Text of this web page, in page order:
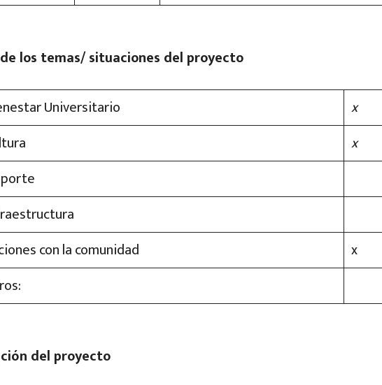
los temas/ situaciones del proyecto
Universitario
x
x
con la comunidad
x
del proyecto